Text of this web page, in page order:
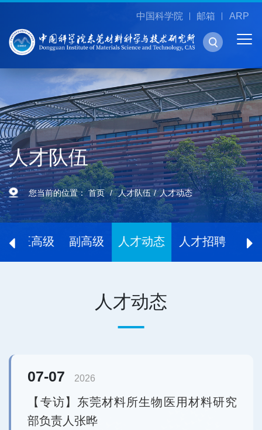
中国科学院 邮箱 ARP
人才队伍
您当前的位置：首页 人才队伍 人才动态
正高级 副高级 人才动态 人才招聘
人才动态
07-07 2026
【专访】东莞材料所生物医用材料研究
部负责人张晔